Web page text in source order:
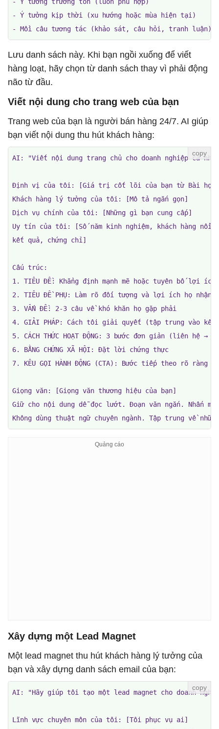
- Ý tưởng kịp thời (xu hướng hoặc mùa hiện tại)
- Mồi câu tương tác (khảo sát, câu hỏi, tranh luận)"
Lưu danh sách này. Khi bạn ngồi xuống để viết
hàng loạt, hãy chọn từ danh sách thay vì phải động
não từ đầu.
Viết nội dung cho trang web của bạn
Trang web của bạn là người bán hàng 24/7. AI giúp
bạn viết nội dung thu hút khách hàng:
AI: "Viết nội dung trang chủ cho doanh nghiệp cá
Định vị của tôi: [Giá trị cốt lõi của bạn từ Bài học
Khách hàng lý tưởng của tôi: [Mô tả ngắn gọn]
Dịch vụ chính của tôi: [Những gì bạn cung cấp]
Uy tín của tôi: [Số năm kinh nghiệm, khách hàng nổi
kết quả, chứng chỉ]
Cấu trúc:
1. TIÊU ĐỀ: Khẳng định mạnh mẽ hoặc tuyên bố lợi ích
2. TIÊU ĐỀ PHỤ: Làm rõ đối tượng và lợi ích họ nhận
3. VẤN ĐỀ: 2-3 câu về khó khăn họ gặp phải
4. GIẢI PHÁP: Cách tôi giải quyết (tập trung vào kết
5. CÁCH THỨC HOẠT ĐỘNG: 3 bước đơn giản (liên hệ
6. BẰNG CHỨNG XÃ HỘI: Đặt lời chứng thực
7. KÊU GỌI HÀNH ĐỘNG (CTA): Bước tiếp theo rõ
Giọng văn: [Giọng văn thương hiệu của bạn]
Giữ cho nội dung dễ đọc lướt. Đoạn văn ngắn. Nhấn
Không dùng thuật ngữ chuyên ngành. Tập trung về những
Xây dựng một Lead Magnet
Một lead magnet thu hút khách hàng lý tưởng của
bạn và xây dựng danh sách email của bạn:
AI: "Hãy giúp tôi tạo một lead magnet cho doanh
Lĩnh vực chuyên môn của tôi: [Tôi phục vụ ai]